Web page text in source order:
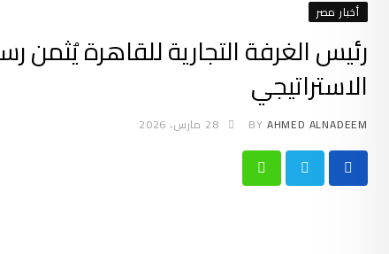
أخبار مصر
رئيس الغرفة التجارية للقاهرة
الاستراتيجي
BY AHMED ALNADEEM 28 مارس، 2026
Whatsapp